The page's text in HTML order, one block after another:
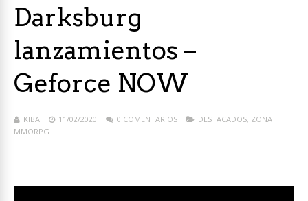
Darksburg
lanzamientos –
Geforce NOW
KIBA 11/02/2020 0 COMENTARIOS DESTACADOS, ZONA
MMORPG